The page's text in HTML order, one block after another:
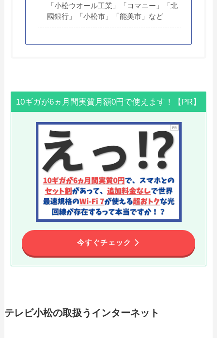
「小松ウオール工業」「コマニー」「北
國銀行」「小松市」「能美市」など
10ギガが6ヵ月間実質月額0円で使えます！【PR】
今すぐチェック
テレビ小松の取扱うインターネット